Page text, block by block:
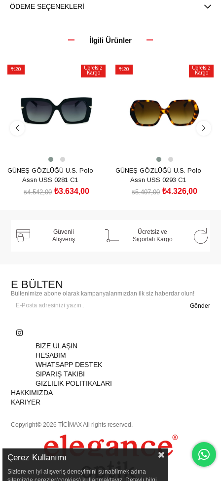
ÖDEME SEÇENEKLERI
İlgili Ürünler
%20
Ücretsiz
Kargo
GÜNEŞ GÖZLÜĞÜ U.S. Polo
Assn USS 0281 C1
₺3.634,00
₺4.542,00
%20
Ücretsiz
Kargo
GÜNEŞ GÖZLÜĞÜ U.S. Polo
Assn USS 0293 C1
₺4.326,00
₺5.407,00
Güvenli
Alışveriş
Ücretsiz ve
Sigortalı Kargo
E BÜLTEN
Bültenimize abone olarak kampanyalarımızdan ilk siz haberdar olun!
Gönder
BIZE ULAŞIN
HESABIM
WHATSAPP DESTEK
SIPARIŞ TAKIBI
GIZLILIK POLITIKALARI
HAKKIMIZDA
KARIYER
Copyright© 2026 TİCİMAX All rights reserved.
Çerez Kullanımı
Sizlere en iyi alışveriş deneyimini sunabilmek adına